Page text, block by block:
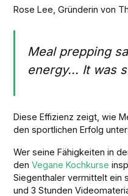
Rose Lee, Gründerin von
Meal prepping
energy... It was
Diese Effizienz zeigt, wie
den sportlichen Erfolg
Wer seine Fähigkeiten in
denVegane Kochkurse
Siegenthaler vermittelt ein
und 3 Stunden